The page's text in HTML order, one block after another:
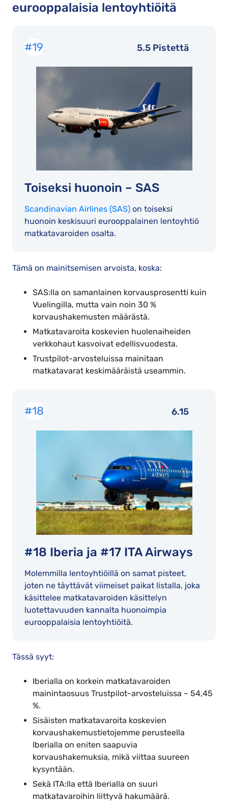
eurooppalaisia lentoyhtiöitä
#19
Toiseksi huonoin – SAS
Scandinavian Airlines (SAS) on toiseksi
huonoin keskisuuri eurooppalainen lentoyhtiö
matkatavaroiden osalta.
5.5 Pistettä
Tämä on mainitsemisen arvoista, koska:
SAS:lla on samanlainen korvausprosentti kuin
Vuelingilla, mutta vain noin 30 %
korvaushakemusten määrästä.
Matkatavaroita koskevien huolenaiheiden
verkkohaut kasvoivat edellisvuodesta.
Trustpilot-arvosteluissa mainitaan
matkatavarat keskimääräistä useammin.
#18
#18 Iberia ja #17 ITA Airways
Molemmilla lentoyhtiöillä on samat pisteet,
joten ne täyttävät viimeiset paikat listalla, joka
käsittelee matkatavaroiden käsittelyn
luotettavuuden kannalta huonoimpia
eurooppalaisia lentoyhtiöitä.
6.15
Tässä syyt:
Iberialla on korkein matkatavaroiden
mainintaosuus Trustpilot-arvosteluissa – 54,45
%.
Sisäisten matkatavaroita koskevien
korvaushakemustietojemme perusteella
Iberialla on eniten saapuvia
korvaushakemuksia, mikä viittaa suureen
kysyntään.
Sekä ITA:lla että Iberialla on suuri
matkatavaroihin liittyvä hakumäärä.